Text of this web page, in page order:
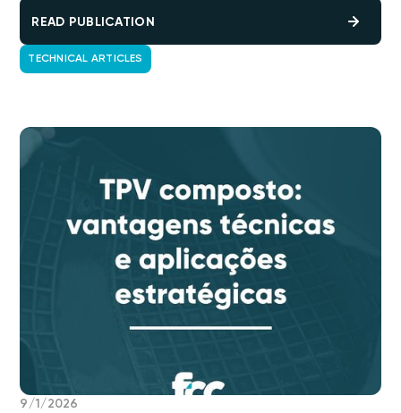
READ PUBLICATION
TECHNICAL ARTICLES
9/1/2026